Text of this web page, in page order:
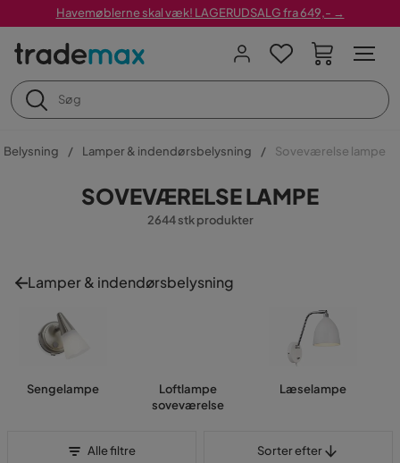
Havemøblerne skal væk! LAGERUDSALG fra 649,- →
Belysning Lamper & indendørsbelysning Soveværelse lampe
SOVEVÆRELSE LAMPE
2644 stk produkter
Lamper & indendørsbelysning
Sengelampe
Loftlampe
soveværelse
Læselampe
Alle filtre Sorter efter